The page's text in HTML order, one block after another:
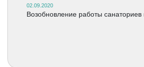
02.09.2020
Возобновление работы санаториев